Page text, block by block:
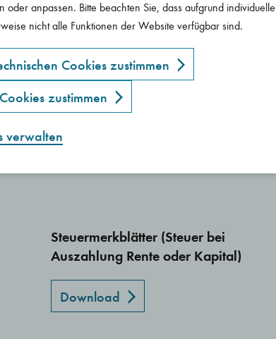
Download
SEPA-Mandat.
Download
Steuermerkblätter (Steuer bei
Auszahlung Rente oder Kapital)
Download
oder anpassen. Bitte beachten Sie, dass aufgrund
nicht alle Funktionen der Website verfügbar sind.
Cookies zustimmen
zustimmen
verwalten